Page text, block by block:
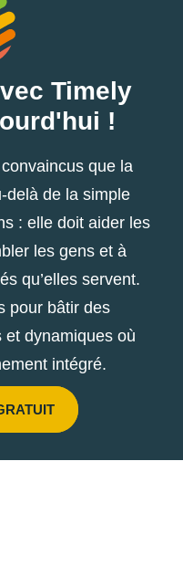
Timely
!
que la
delà de la simple
: elle doit aider les
les gens et à
qu’elles servent.
pour bâtir des
dynamiques où
intégré.